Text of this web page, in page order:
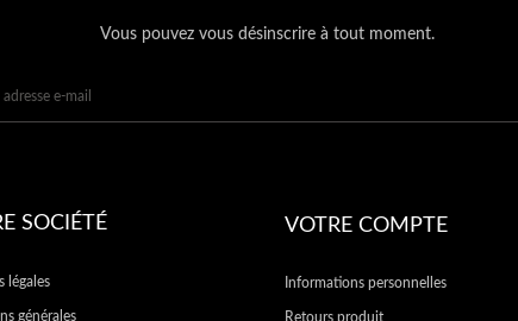
Vous pouvez vous désinscrire à tout moment.
SOCIÉTÉ
légales
générales
VOTRE COMPTE
Informations personnelles
Retours produit